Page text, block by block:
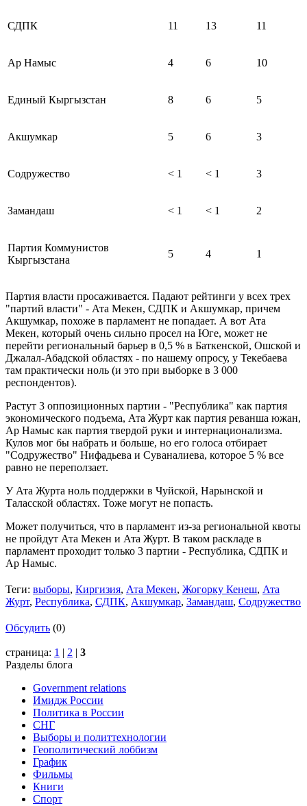
СДПК 11 13 11
Ар Намыс 4 6 10
Единый Кыргызстан 8 6 5
Акшумкар 5 6 3
Содружество < 1 < 1 3
Замандаш < 1 < 1 2
Партия Коммунистов
Кыргызстана
5 4 1
Партия власти просаживается. Падают рейтинги у всех трех
"партий власти" - Ата Мекен, СДПК и Акшумкар, причем
Акшумкар, похоже в парламент не попадает. А вот Ата
Мекен, который очень сильно просел на Юге, может не
перейти региональный барьер в 0,5 % в Баткенской, Ошской и
Джалал-Абадской областях - по нашему опросу, у Текебаева
там практически ноль (и это при выборке в 3 000
респондентов).
Растут 3 оппозиционных партии - "Республика" как партия
экономического подъема, Ата Журт как партия реванша южан,
Ар Намыс как партия твердой руки и интернационализма.
Кулов мог бы набрать и больше, но его голоса отбирает
"Содружество" Нифадьева и Суваналиева, которое 5 % все
равно не переползает.
У Ата Журта ноль поддержки в Чуйской, Нарынской и
Таласской областях. Тоже могут не попасть.
Может получиться, что в парламент из-за региональной квоты
не пройдут Ата Мекен и Ата Журт. В таком раскладе в
парламент проходит только 3 партии - Республика, СДПК и
Ар Намыс.
Теги: выборы, Киргизия, Ата Мекен, Жогорку Кенеш, Ата
Журт, Республика, СДПК, Акшумкар, Замандаш, Содружество
Обсудить (0)
страница: 1 | 2 | 3
Разделы блога
Government relations
Имидж России
Политика в России
СНГ
Выборы и политтехнологии
Геополитический лоббизм
График
Фильмы
Книги
Спорт